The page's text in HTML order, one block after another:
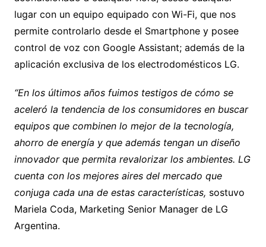
lugar con un equipo equipado con Wi-Fi, que nos
permite controlarlo desde el Smartphone y posee
control de voz con Google Assistant; además de la
aplicación exclusiva de los electrodomésticos LG.
“En los últimos años fuimos testigos de cómo se
aceleró la tendencia de los consumidores en buscar
equipos que combinen lo mejor de la tecnología,
ahorro de energía y que además tengan un diseño
innovador que permita revalorizar los ambientes. LG
cuenta con los mejores aires del mercado que
conjuga cada una de estas características, sostuvo
Mariela Coda, Marketing Senior Manager de LG
Argentina.